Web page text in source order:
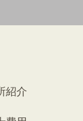
紹介